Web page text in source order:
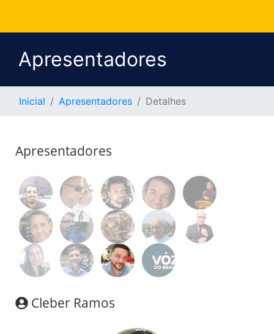
Apresentadores
Inicial Apresentadores Detalhes
Apresentadores
Cleber Ramos